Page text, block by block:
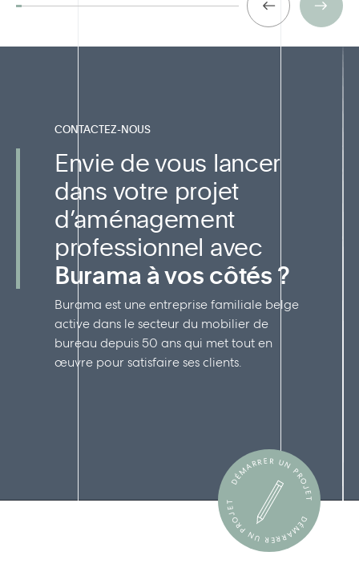
CONTACTEZ-NOUS
Envie de vous lancer
dans votre projet
d’aménagement
professionnel avec
Burama à vos côtés ?
Burama est une entreprise familiale belge
active dans le secteur du mobilier de
bureau depuis 50 ans qui met tout en
œuvre pour satisfaire ses clients.
DÉMARRER UN PROJET
DÉMARRER UN PROJET